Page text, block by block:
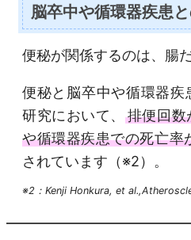
脳卒中や循環器疾患
便秘が関係するのは、腸
便秘と脳卒中や循環器疾
研究において、
排便回数
や循環器疾患での死亡率
されています（※2）。
※2：Kenji Honkura, et